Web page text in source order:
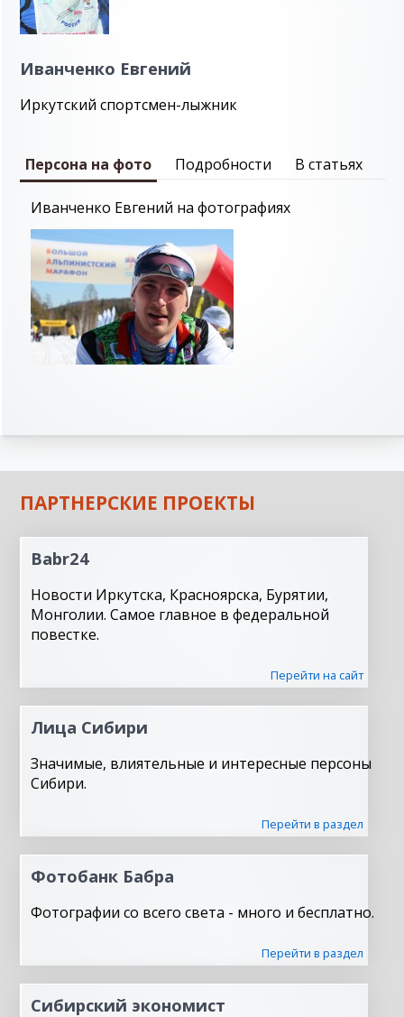
Иванченко Евгений
Иркутский спортсмен-лыжник
Персона на фото Подробности В статьях
Иванченко Евгений на фотографиях
ПАРТНЕРСКИЕ ПРОЕКТЫ
Babr24
Новости Иркутска, Красноярска, Бурятии,
Монголии. Самое главное в федеральной
повестке.
Перейти на сайт
Лица Сибири
Значимые, влиятельные и интересные персоны
Сибири.
Перейти в раздел
Фотобанк Бабра
Фотографии со всего света - много и бесплатно.
Перейти в раздел
Сибирский экономист